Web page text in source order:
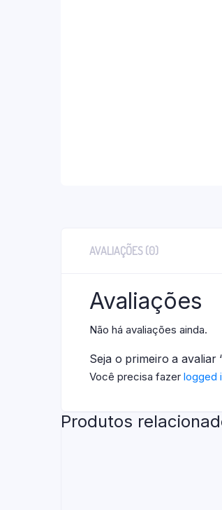
AVALIAÇÕES (0)
Avaliações
Não há avaliações ainda.
Seja o primeiro a avaliar
Você precisa fazer logged
Produtos